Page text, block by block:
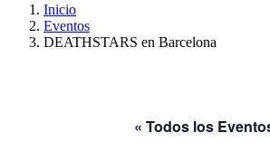
Inicio
Eventos
DEATHSTARS en Barcelona
« Todos los